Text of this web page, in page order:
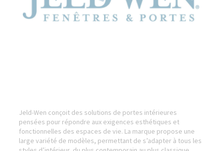
Jeld-Wen conçoit des solutions de portes intérieures
pensées pour répondre aux exigences esthétiques et
fonctionnelles des espaces de vie. La marque propose une
large variété de modèles, permettant de s’adapter à tous les